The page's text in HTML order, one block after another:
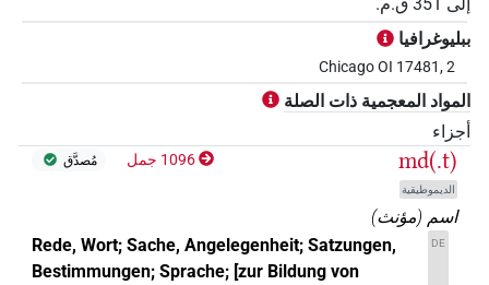
ببليوغرافيا
Chicago OI 17481, 2
المواد المعجمية ذات الصلة
أجزاء
md(.t)
الديموطيقية
1096 جمل مُصدَّق
اسم (مؤنث)
DE
Rede, Wort; Sache, Angelegenheit; Satzungen,
Bestimmungen; Sprache; [zur Bildung von